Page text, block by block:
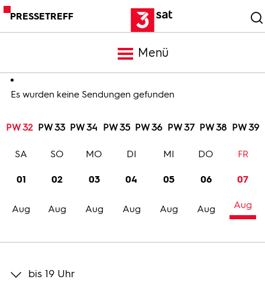
PRESSETREFF
Menü
Meldungen
Programm
Trailer
Bilder
Es wurden keine Sendungen gefunden
PW 32 PW 33 PW 34 PW 35 PW 36 PW 37 PW 38 PW 39
01
Aug
SA
02
Aug
SO
03
Aug
MO
04
Aug
DI
05
Aug
MI
06
Aug
DO
07
Aug
FR
bis 19 Uhr